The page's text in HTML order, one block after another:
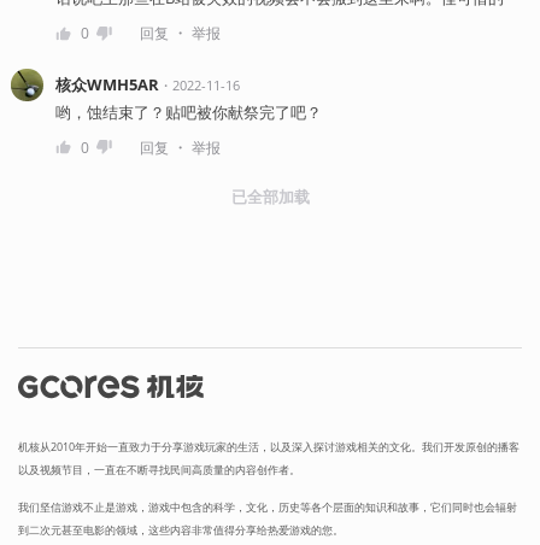
0 回复 ・ 举报
核众WMH5AR ・ 2022-11-16
哟，蚀结束了？贴吧被你献祭完了吧？
0 回复 ・ 举报
已全部加载
机核从2010年开始一直致力于分享游戏玩家的生活，以及深入探讨游戏相关的文化。我们开发原创的播客
以及视频节目，一直在不断寻找民间高质量的内容创作者。
我们坚信游戏不止是游戏，游戏中包含的科学，文化，历史等各个层面的知识和故事，它们同时也会辐射
到二次元甚至电影的领域，这些内容非常值得分享给热爱游戏的您。